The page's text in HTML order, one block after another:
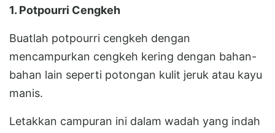
1. Potpourri Cengkeh
Buatlah potpourri cengkeh dengan
mencampurkan cengkeh kering dengan bahan-
bahan lain seperti potongan kulit jeruk atau kayu
manis.
Letakkan campuran ini dalam wadah yang indah